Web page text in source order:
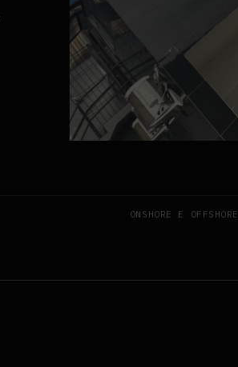
ONSHORE E OFFSHORE